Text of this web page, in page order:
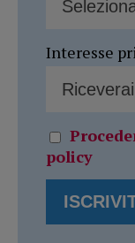
Interesse
policy